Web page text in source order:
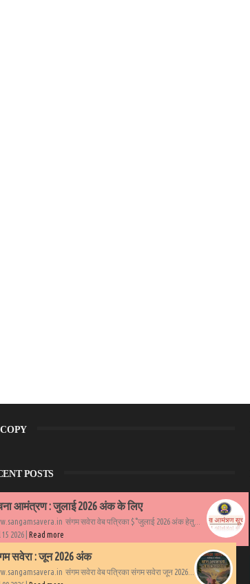
POSTS
आमंत्रण : जुलाई 2026 अंक के लिए
संगम सवेरा वेब पत्रिका $°जुलाई 2026 अंक हेतु...
2026 | Read more
सवेरा : जून 2026 अंक
संगम सवेरा वेब पत्रिका संगम सवेरा जून 2026...